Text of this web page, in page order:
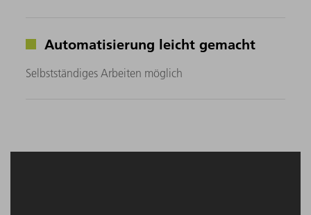
Automatisierung leicht gemacht
Selbstständiges Arbeiten möglich